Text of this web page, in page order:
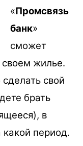
«Промсвязь
банк»
сможет
своем жилье.
свой
брать
в
период.